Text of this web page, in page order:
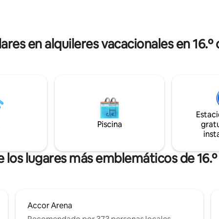
en alquileres vacacionales en
Piscina
lugares más emblemáticos de
Accor Arena